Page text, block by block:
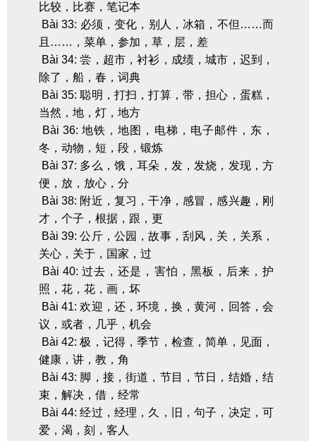
比较，比赛，笔记本
Bài 33: 必须，变化，别人，冰箱，不但……而
且……，菜单，参加，草，层，差
Bài 34: 尝，超市，衬衫，成绩，城市，迟到，
除了，船，春，词典
Bài 35: 聪明，打扫，打算，带，担心，蛋糕，
当然，地，灯，地方
Bài 36: 地铁，地图，电梯，电子邮件，东，
冬，动物，短，段，锻炼
Bài 37: 多么，饿，耳朵，发，发烧，发现，方
便，放，放心，分
Bài 38: 附近，复习，干净，感冒，感兴趣，刚
才，个子，根据，跟，更
Bài 39: 公斤，公园，故事，刮风，关，关系，
关心，关于，国家，过
Bài 40: 过去，还是，害怕，黑板，后来，护
照，花，花，画，坏
Bài 41: 欢迎，还，环境，换，黄河，回答，会
议，或者，几乎，机会
Bài 42: 极，记得，季节，检查，简单，见面，
健康，讲，教，角
Bài 43: 脚，接，街道，节目，节日，结婚，结
束，解决，借，经常
Bài 44: 经过，经理，久，旧，句子，决定，可
爱，渴，刻，客人